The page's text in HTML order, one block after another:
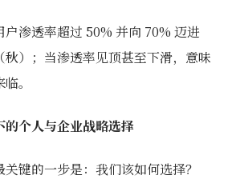
户渗透率超过 50% 并向 70% 迈进
秋）；当渗透率见顶甚至下滑，意味
。
的个人与企业战略选择
键的一步是：我们该如何选择？